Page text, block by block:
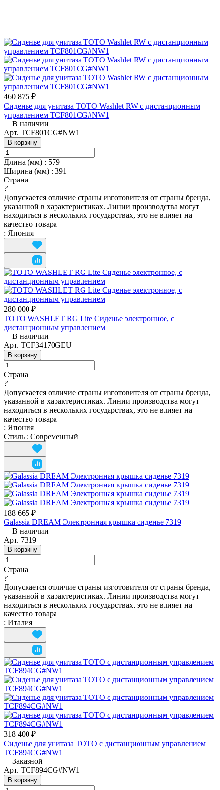
460 875 ₽
Сиденье для унитаза TOTO Washlet RW с дистанционным
управлением TCF801CG#NW1
В наличии
Арт. TCF801CG#NW1
В корзину
Длина (мм) : 579
Ширина (мм) : 391
Страна
?
Допускается отличие страны изготовителя от страны бренда,
указанной в характеристиках. Линии производства могут
находиться в нескольких государствах, это не влияет на
качество товара
: Япония
280 000 ₽
TOTO WASHLET RG Lite Сиденье электронное, с
дистанционным управлением
В наличии
Арт. TCF34170GEU
В корзину
Страна
?
Допускается отличие страны изготовителя от страны бренда,
указанной в характеристиках. Линии производства могут
находиться в нескольких государствах, это не влияет на
качество товара
: Япония
Стиль : Современный
188 665 ₽
Galassia DREAM Электронная крышка сиденье 7319
В наличии
Арт. 7319
В корзину
Страна
?
Допускается отличие страны изготовителя от страны бренда,
указанной в характеристиках. Линии производства могут
находиться в нескольких государствах, это не влияет на
качество товара
: Италия
318 400 ₽
Сиденье для унитаза TOTO с дистанционным управлением
TCF894CG#NW1
Заказной
Арт. TCF894CG#NW1
В корзину